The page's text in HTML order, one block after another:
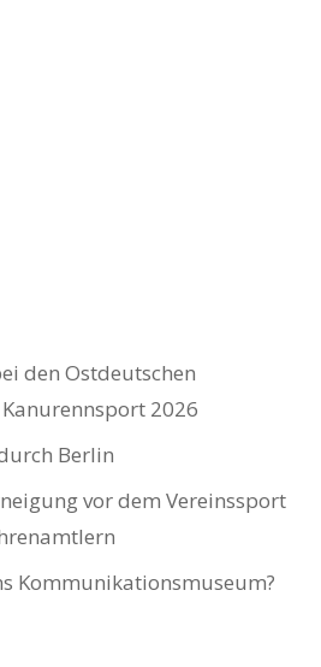
den Ostdeutschen
2026
Berlin
vor dem Vereinssport
Kommunikationsmuseum?